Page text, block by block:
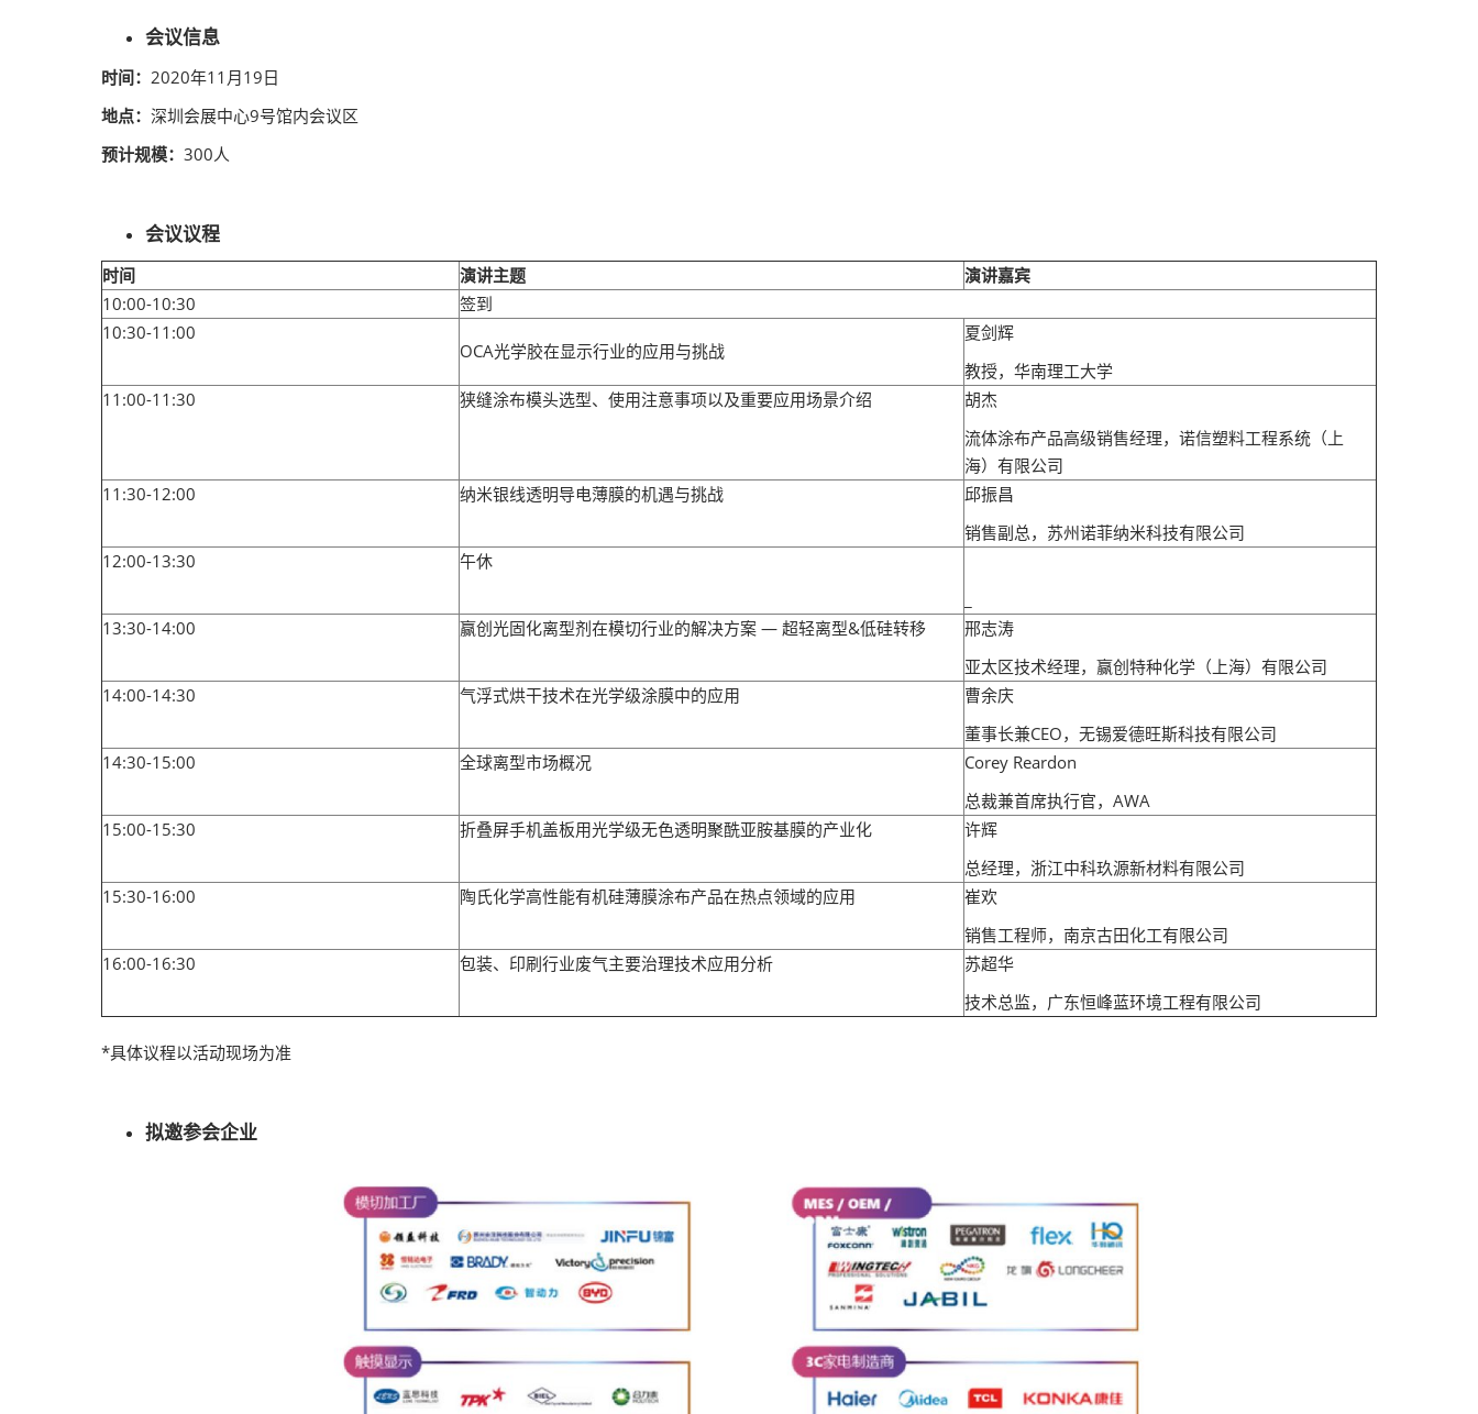
会议信息
时间： 2020年11月19日
地点： 深圳会展中心9号馆内会议区
预计规模： 300人
会议议程
时间 演讲主题
演讲嘉宾
10:00-10:30
签到
10:30-11:00
OCA光学胶在显示行业的应用与挑战
夏剑辉
教授，华南理工大学
11:00-11:30
狭缝涂布模头选型、使用注意事项以及重要应用场景介绍
胡杰
流体涂布产品高级销售经理，诺信塑料工程系统（上
海）有限公司
11:30-12:00
纳米银线透明导电薄膜的机遇与挑战
邱振昌
销售副总，苏州诺菲纳米科技有限公司
12:00-13:30
午休
13:30-14:00
赢创光固化离型剂在模切行业的解决方案 — 超轻离型&低硅转移
邢志涛
亚太区技术经理，赢创特种化学（上海）有限公司
14:00-14:30
气浮式烘干技术在光学级涂膜中的应用
曹余庆
董事长兼CEO，无锡爱德旺斯科技有限公司
14:30-15:00
全球离型市场概况
Corey Reardon
总裁兼首席执行官，AWA
15:00-15:30
折叠屏手机盖板用光学级无色透明聚酰亚胺基膜的产业化
许辉
总经理，浙江中科玖源新材料有限公司
15:30-16:00
陶氏化学高性能有机硅薄膜涂布产品在热点领域的应用
崔欢
销售工程师，南京古田化工有限公司
16:00-16:30
包装、印刷行业废气主要治理技术应用分析
苏超华
技术总监，广东恒峰蓝环境工程有限公司
*具体议程以活动现场为准
拟邀参会企业